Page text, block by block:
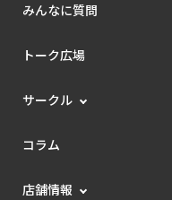
みんなに質問
トーク広場
サークル
コラム
店舗情報